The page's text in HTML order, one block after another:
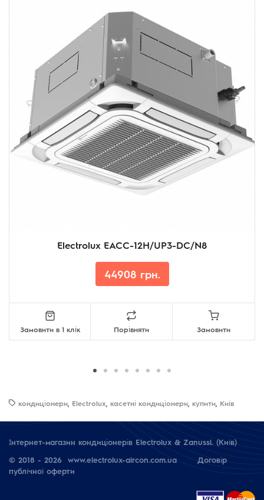
Electrolux EACC-12H/UP3-DC/N8
44908 грн.
Замовити в 1 клік Порівняти Замовити
кондиціонери Electrolux касетні кондиціонери купити Київ
Інтернет-магазин кондиціонерів Electrolux & Zanussi. (Київ)
© 2018 - 2026 www.electrolux-aircon.com.ua Договір
публічної оферти